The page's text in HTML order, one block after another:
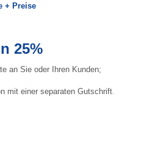
+ Preise
25%
an Sie oder Ihren Kunden;
mit einer separaten Gutschrift.